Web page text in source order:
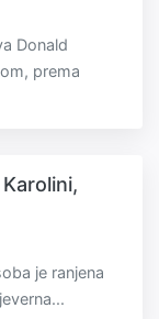
Donald
prema
je ranjena